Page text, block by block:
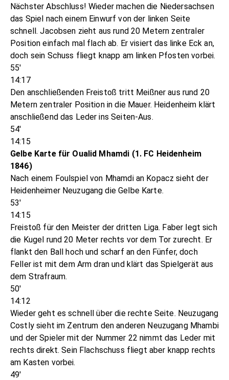
Nächster Abschluss! Wieder machen die Niedersachsen
das Spiel nach einem Einwurf von der linken Seite
schnell. Jacobsen zieht aus rund 20 Metern zentraler
Position einfach mal flach ab. Er visiert das linke Eck an,
doch sein Schuss fliegt knapp am linken Pfosten vorbei.
55'
14:17
Den anschließenden Freistoß tritt Meißner aus rund 20
Metern zentraler Position in die Mauer. Heidenheim klärt
anschließend das Leder ins Seiten-Aus.
54'
14:15
Gelbe Karte für Oualid Mhamdi (1. FC Heidenheim
1846)
Nach einem Foulspiel von Mhamdi an Kopacz sieht der
Heidenheimer Neuzugang die Gelbe Karte.
53'
14:15
Freistoß für den Meister der dritten Liga. Faber legt sich
die Kugel rund 20 Meter rechts vor dem Tor zurecht. Er
flankt den Ball hoch und scharf an den Fünfer, doch
Feller ist mit dem Arm dran und klärt das Spielgerät aus
dem Strafraum.
50'
14:12
Wieder geht es schnell über die rechte Seite. Neuzugang
Costly sieht im Zentrum den anderen Neuzugang Mhambi
und der Spieler mit der Nummer 22 nimmt das Leder mit
rechts direkt. Sein Flachschuss fliegt aber knapp rechts
am Kasten vorbei.
49'